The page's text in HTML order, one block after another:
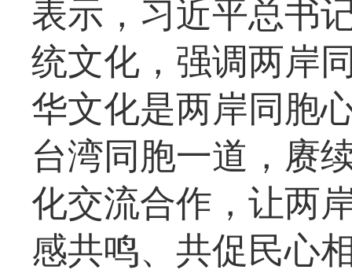
表示，习近平总书
统文化，强调两岸
华文化是两岸同胞
台湾同胞一道，赓
化交流合作，让两
感共鸣、共促民心